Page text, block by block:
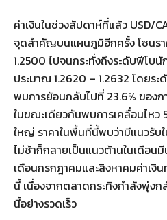
ค่าเงินในช่วงสัปดาห์ที่แล้ว USD/
จุดสำคัญบนแผนภูมิอีกครั้ง โซนรา
1.2500 ไปจนกระทั่งถึงระดับฟีโบ
ประมาณ 1.2620 – 1.2632 โดยร
พบการย้อนกลับไปที่ 23.6% ของ
ในขณะเดียวกันพบการเคลื่อนไหว
ใหญ่ ราคาในพื้นที่นี้พบว่ามีแนวรับ
ไม่ช้าก็กลายเป็นแนวต้านในเดือน
เดือนกรกฎาคมและสิงหาคมค่าเงิ
นี้ เนื่องจากตลาดกระทิงกำลังพุ่ง
นี้อย่างรวดเร็ว